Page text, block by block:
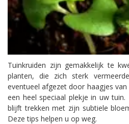
Tuinkruiden zijn gemakkelijk te
planten, die zich sterk
eventueel afgezet door haagjes
een heel speciaal plekje in uw
blijft trekken met zijn subtiele
Deze tips helpen u op weg.